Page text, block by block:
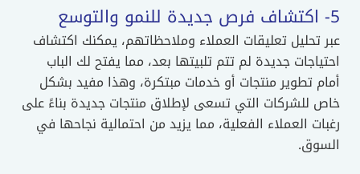
5- اكتشاف فرص جديدة للنمو والتوسع
عبر تحليل تعليقات العملاء وملاحظاتهم، يمكنك اكتشاف
احتياجات جديدة لم تتم تلبيتها بعد، مما يفتح لك الباب
أمام تطوير منتجات أو خدمات مبتكرة، وهذا مفيد بشكل
خاص للشركات التي تسعى لإطلاق منتجات جديدة بناءً على
رغبات العملاء الفعلية، مما يزيد من احتمالية نجاحها في
السوق.